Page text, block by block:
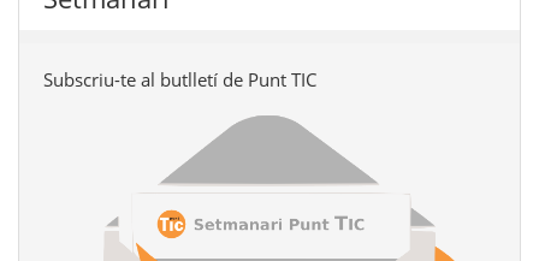
Subscriu-te al butlletí de Punt TIC